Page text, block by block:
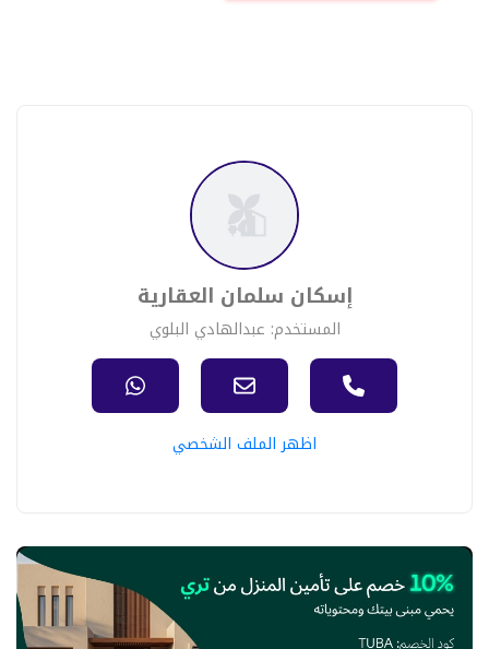
إسكان سلمان العقارية
المستخدم: عبدالهادي البلوي
اظهر الملف الشخصي